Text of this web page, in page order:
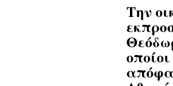
Την